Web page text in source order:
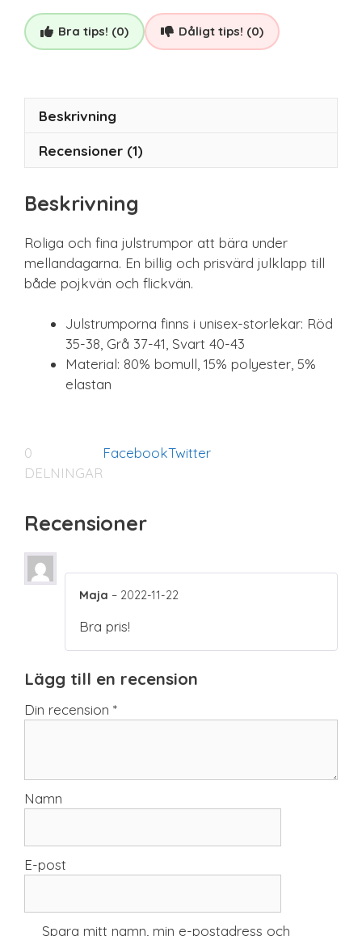
Bra tips! (0) Dåligt tips! (0)
Beskrivning
Recensioner (1)
Beskrivning
Roliga och fina julstrumpor att bära under
mellandagarna. En billig och prisvärd julklapp till
både pojkvän och flickvän.
Julstrumporna finns i unisex-storlekar: Röd
35-38, Grå 37-41, Svart 40-43
Material: 80% bomull, 15% polyester, 5%
elastan
0
DELNINGAR
FacebookTwitter
Recensioner
Maja – 2022-11-22
Bra pris!
Lägg till en recension
Din recension *
Namn
E-post
Spara mitt namn, min e-postadress och